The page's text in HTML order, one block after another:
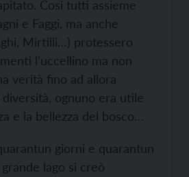
Così tutti assieme
e Faggi, ma anche
Mirtilli…) protessero
l'uccellino ma non
verità fino ad allora
ognuno era utile
e la bellezza del bosco…
giorni e quarantun
lago si creò